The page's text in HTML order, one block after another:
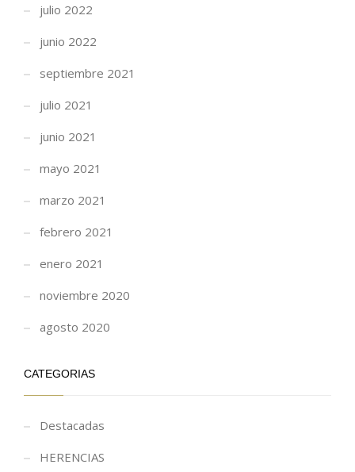
julio 2022
junio 2022
septiembre 2021
julio 2021
junio 2021
mayo 2021
marzo 2021
febrero 2021
enero 2021
noviembre 2020
agosto 2020
CATEGORIAS
Destacadas
HERENCIAS